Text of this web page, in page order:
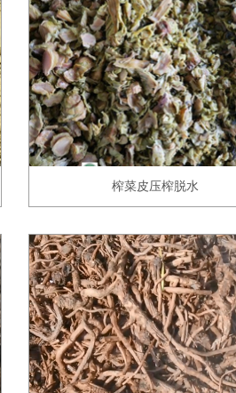
榨菜皮压榨脱水